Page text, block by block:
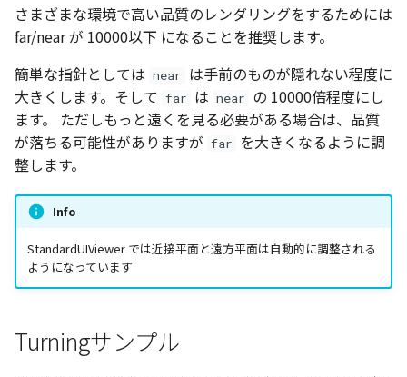
さまざまな環境で高い品質のレンダリングをするためには
far/near が 10000以下 になることを推奨します。
簡単な指針としては near は手前のものが隠れない程度に
大きくします。そして far は near の 10000倍程度にし
ます。 ただしもっと遠くを見る必要がある場合は、品質
が落ちる可能性がありますが far を大きくなるように調
整します。
Info
StandardUIViewer では近接平面と遠方平面は自動的に調整される
ようになっています
Turningサンプル